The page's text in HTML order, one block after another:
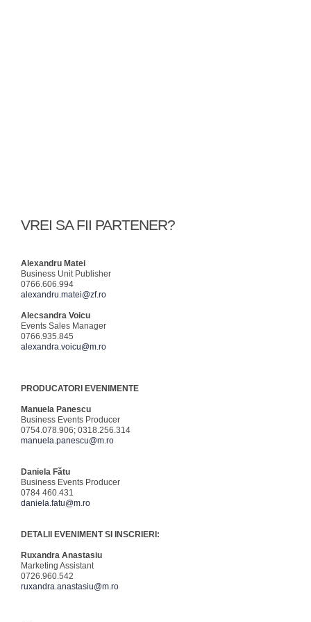
VREI SA FII PARTENER?
Alexandru Matei
Business Unit Publisher
0766.606.994
alexandru.matei@zf.ro
Alecsandra Voicu
Events Sales Manager
0766.935.845
alexandra.voicu@m.ro
PRODUCATORI EVENIMENTE
Manuela Panescu
Business Events Producer
0754.078.906; 0318.256.314
manuela.panescu@m.ro
Daniela Fătu
Business Events Producer
0784 460.431
daniela.fatu@m.ro
DETALII EVENIMENT SI INSCRIERI:
Ruxandra Anastasiu
Marketing Assistant
0726.960.542
ruxandra.anastasiu@m.ro